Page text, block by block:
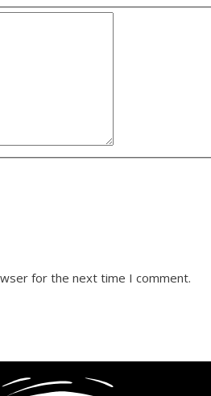
for the next time I comment.